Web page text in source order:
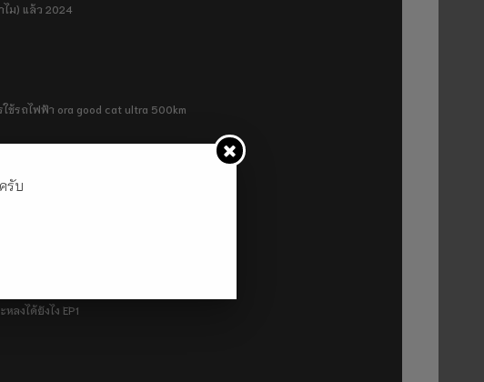
ไม) แล้ว 2024
ใช้รถไฟฟ้า ora good cat ultra 500km
หลงได้ยังไง EP2
ลงได้ยังไง EP1
รับ